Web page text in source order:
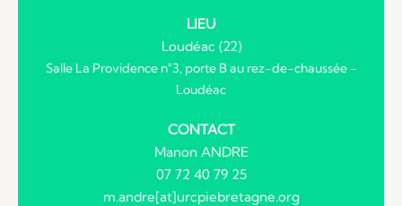
LIEU
Loudéac (22)
Salle La Providence n°3, porte B au rez-de-chaussée -
Loudéac
CONTACT
Manon ANDRE
07 72 40 79 25
m.andre[at]urcpiebretagne.org